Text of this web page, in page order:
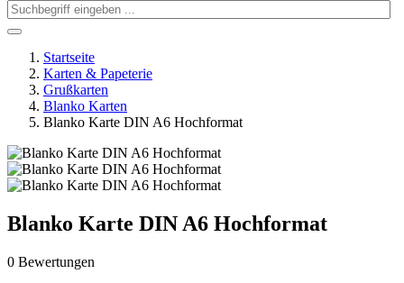
Startseite
Karten & Papeterie
Grußkarten
Blanko Karten
Blanko Karte DIN A6 Hochformat
Blanko Karte DIN A6 Hochformat
0 Bewertungen